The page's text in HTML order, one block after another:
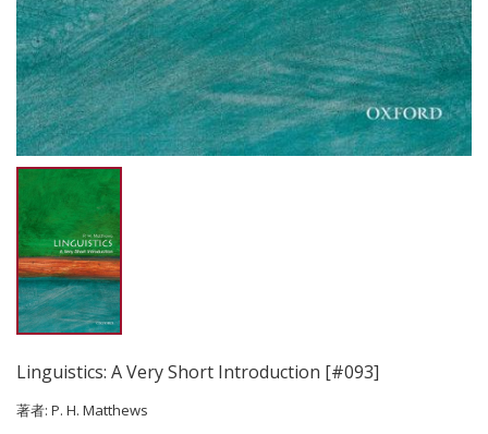
Linguistics: A Very Short Introduction [#093]
著者: P. H. Matthews